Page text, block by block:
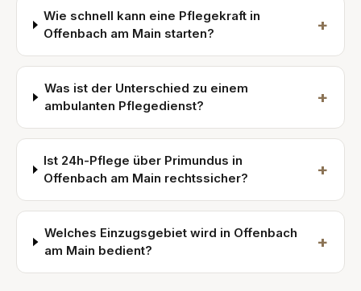
Wie schnell kann eine Pflegekraft in
Offenbach am Main starten?
+
Was ist der Unterschied zu einem
ambulanten Pflegedienst?
+
Ist 24h-Pflege über Primundus in
Offenbach am Main rechtssicher?
+
Welches Einzugsgebiet wird in Offenbach
am Main bedient?
+